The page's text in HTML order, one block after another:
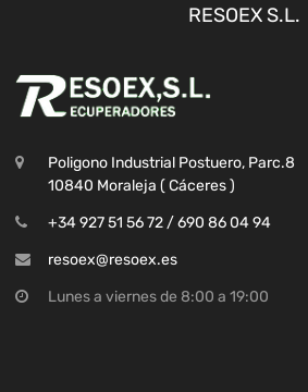
RESOEX S.L.
Poligono Industrial Postuero, Parc.8
10840 Moraleja ( Cáceres )
+34 927 51 56 72 / 690 86 04 94
resoex@resoex.es
Lunes a viernes de 8:00 a 19:00